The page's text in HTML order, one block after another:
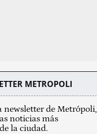
METROPOLI
newsletter de Metrópoli,
noticias más
la ciudad.